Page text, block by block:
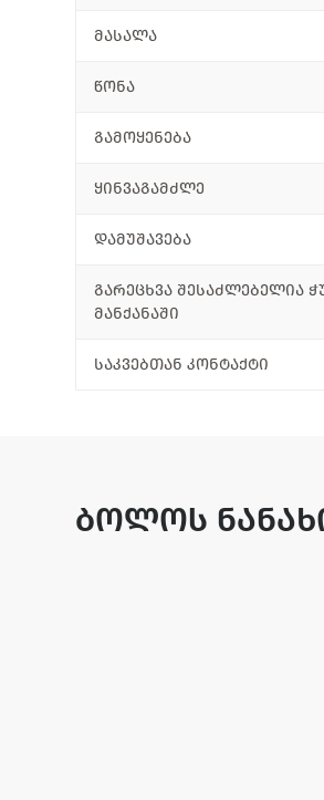
მასალა
წონა
გამოყენება
ყინვაგამძლე
დამუშავება
გარეცხვა შესაძლებელია
მანქანაში
საკვებთან კონტაქტი
ბოლოს